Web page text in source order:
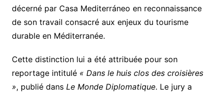
décerné par Casa Mediterráneo en reconnaissance
de son travail consacré aux enjeux du tourisme
durable en Méditerranée.
Cette distinction lui a été attribuée pour son
reportage intitulé « Dans le huis clos des croisières
», publié dans Le Monde Diplomatique. Le jury a